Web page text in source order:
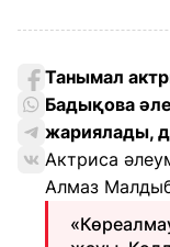
Танымал
Бадықова
жариялады,
Актриса
Алмаз